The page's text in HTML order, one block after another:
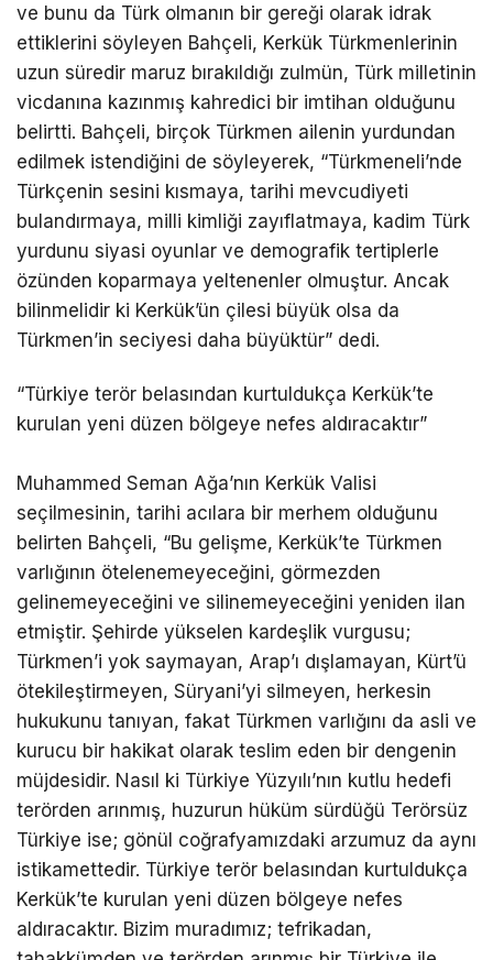
ve bunu da Türk olmanın bir gereği olarak idrak
ettiklerini söyleyen Bahçeli, Kerkük Türkmenlerinin
uzun süredir maruz bırakıldığı zulmün, Türk milletinin
vicdanına kazınmış kahredici bir imtihan olduğunu
belirtti. Bahçeli, birçok Türkmen ailenin yurdundan
edilmek istendiğini de söyleyerek, “Türkmeneli’nde
Türkçenin sesini kısmaya, tarihi mevcudiyeti
bulandırmaya, milli kimliği zayıflatmaya, kadim Türk
yurdunu siyasi oyunlar ve demografik tertiplerle
özünden koparmaya yeltenenler olmuştur. Ancak
bilinmelidir ki Kerkük’ün çilesi büyük olsa da
Türkmen’in seciyesi daha büyüktür” dedi.
“Türkiye terör belasından kurtuldukça Kerkük’te
kurulan yeni düzen bölgeye nefes aldıracaktır”
Muhammed Seman Ağa’nın Kerkük Valisi
seçilmesinin, tarihi acılara bir merhem olduğunu
belirten Bahçeli, “Bu gelişme, Kerkük’te Türkmen
varlığının ötelenemeyeceğini, görmezden
gelinemeyeceğini ve silinemeyeceğini yeniden ilan
etmiştir. Şehirde yükselen kardeşlik vurgusu;
Türkmen’i yok saymayan, Arap’ı dışlamayan, Kürt’ü
ötekileştirmeyen, Süryani’yi silmeyen, herkesin
hukukunu tanıyan, fakat Türkmen varlığını da asli ve
kurucu bir hakikat olarak teslim eden bir dengenin
müjdesidir. Nasıl ki Türkiye Yüzyılı’nın kutlu hedefi
terörden arınmış, huzurun hüküm sürdüğü Terörsüz
Türkiye ise; gönül coğrafyamızdaki arzumuz da aynı
istikamettedir. Türkiye terör belasından kurtuldukça
Kerkük’te kurulan yeni düzen bölgeye nefes
aldıracaktır. Bizim muradımız; tefrikadan,